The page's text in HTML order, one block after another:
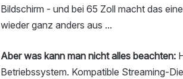
Bildschirm - und bei 65 Zoll macht das
wieder ganz anders aus ...
Aber was kann man nicht alles beachten:
Betriebssystem. Kompatible Streaming-